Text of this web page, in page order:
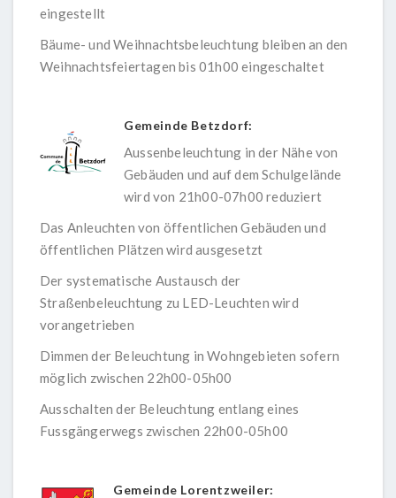
eingestellt
Bäume- und Weihnachtsbeleuchtung bleiben an den
Weihnachtsfeiertagen bis 01h00 eingeschaltet
Gemeinde Betzdorf:
Aussenbeleuchtung in der Nähe von
Gebäuden und auf dem Schulgelände
wird von 21h00-07h00 reduziert
Das Anleuchten von öffentlichen Gebäuden und
öffentlichen Plätzen wird ausgesetzt
Der systematische Austausch der
Straßenbeleuchtung zu LED-Leuchten wird
vorangetrieben
Dimmen der Beleuchtung in Wohngebieten sofern
möglich zwischen 22h00-05h00
Ausschalten der Beleuchtung entlang eines
Fussgängerwegs zwischen 22h00-05h00
Gemeinde Lorentzweiler: